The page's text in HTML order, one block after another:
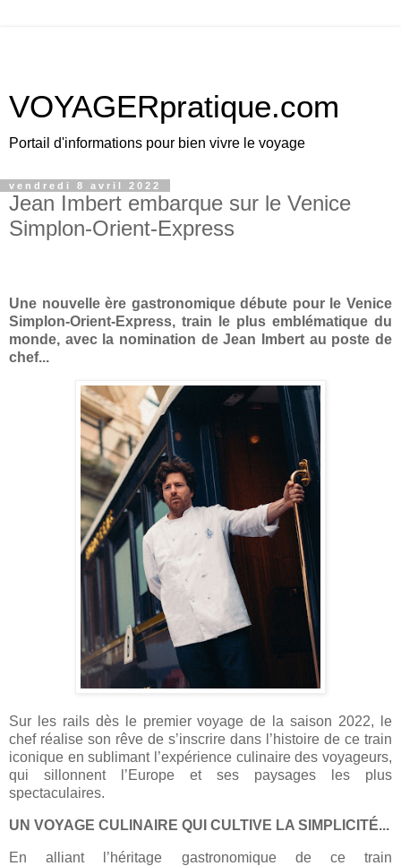
VOYAGERpratique.com
Portail d'informations pour bien vivre le voyage
vendredi 8 avril 2022
Jean Imbert embarque sur le Venice
Simplon-Orient-Express
Une nouvelle ère gastronomique débute pour le Venice
Simplon-Orient-Express, train le plus emblématique du
monde, avec la nomination de Jean Imbert au poste de
chef...
Sur les rails dès le premier voyage de la saison 2022, le
chef réalise son rêve de s’inscrire dans l’histoire de ce train
iconique en sublimant l’expérience culinaire des voyageurs,
qui sillonnent l’Europe et ses paysages les plus
spectaculaires.
UN VOYAGE CULINAIRE QUI CULTIVE LA SIMPLICITÉ...
En alliant l’héritage gastronomique de ce train